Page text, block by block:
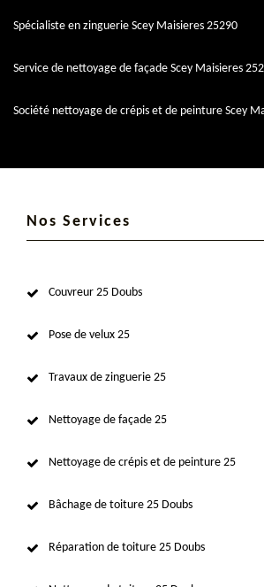
Spécialiste en zinguerie Scey Maisieres 25290
Service de nettoyage de façade Scey Maisieres
Société nettoyage de crépis et de peinture Scey
Nos Services
Couvreur 25 Doubs
Pose de velux 25
Travaux de zinguerie 25
Nettoyage de façade 25
Nettoyage de crépis et de peinture 25
Bâchage de toiture 25 Doubs
Réparation de toiture 25 Doubs